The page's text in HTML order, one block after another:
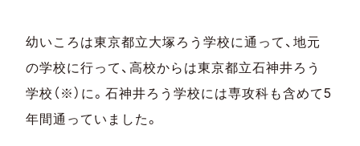
幼いころは東京都立大塚ろう学校に通って、地元
の学校に行って、高校からは東京都立石神井ろう
学校（※）に。石神井ろう学校には専攻科も含めて5
年間通っていました。